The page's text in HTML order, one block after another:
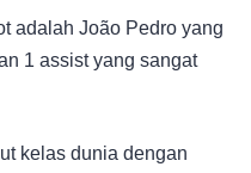
adalah João Pedro yang
1 assist yang sangat
kelas dunia dengan